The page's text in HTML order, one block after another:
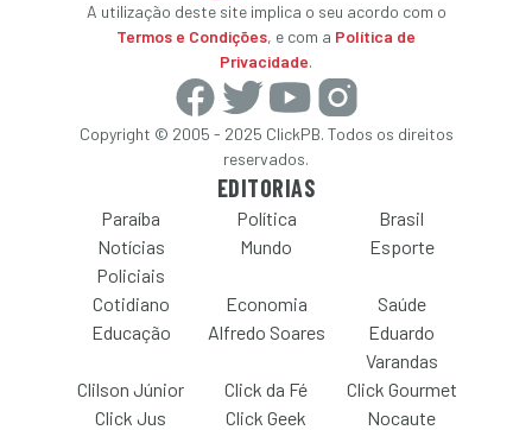
A utilização deste site implica o seu acordo com o
Termos e Condições, e com a Política de
Privacidade.
Copyright © 2005 - 2025 ClickPB. Todos os direitos
reservados.
EDITORIAS
Paraíba Política
Brasil
Notícias
Policiais
Mundo Esporte
Cotidiano Economia
Saúde
Educação
Alfredo Soares
Eduardo
Varandas
Clilson Júnior
Click da Fé
Click Gourmet
Click Jus
Click Geek Nocaute